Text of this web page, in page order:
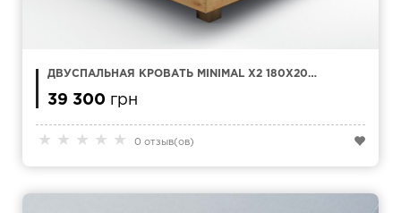
★ ★ ★ ★ ★ 0 отзыв(ов)
ДВУСПАЛЬНАЯ КРОВАТЬ MINIMAL X2 180X200
39 300 грн